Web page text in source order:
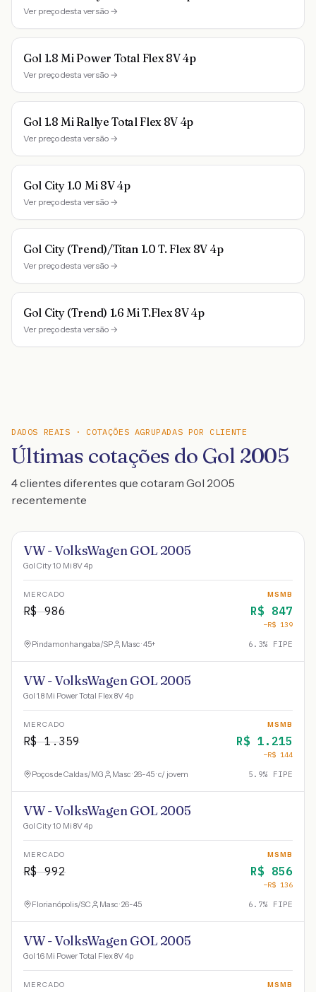
Ver preço desta versão →
Gol 1.8 Mi Power Total Flex 8V 4p
Ver preço desta versão →
Gol 1.8 Mi Rallye Total Flex 8V 4p
Ver preço desta versão →
Gol City 1.0 Mi 8V 4p
Ver preço desta versão →
Gol City (Trend)/Titan 1.0 T. Flex 8V 4p
Ver preço desta versão →
Gol City (Trend) 1.6 Mi T.Flex 8V 4p
Ver preço desta versão →
DADOS REAIS · COTAÇÕES AGRUPADAS POR CLIENTE
Últimas cotações do Gol 2005
4 clientes diferentes que cotaram Gol 2005
recentemente
VW - VolksWagen GOL 2005
Gol City 1.0 Mi 8V 4p
MERCADO
R$986
MSMB
R$ 847
−R$ 139
Pindamonhangaba/SP Masc · 45+ 6.3% FIPE
VW - VolksWagen GOL 2005
Gol 1.8 Mi Power Total Flex 8V 4p
MERCADO
R$1.359
MSMB
R$ 1.215
−R$ 144
Poços de Caldas/MG Masc · 26-45 · c/ jovem 5.9% FIPE
VW - VolksWagen GOL 2005
Gol City 1.0 Mi 8V 4p
MERCADO
R$992
MSMB
R$ 856
−R$ 136
Florianópolis/SC Masc · 26-45 6.7% FIPE
VW - VolksWagen GOL 2005
Gol 1.6 Mi Power Total Flex 8V 4p
MERCADO MSMB